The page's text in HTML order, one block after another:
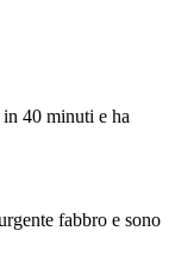
40 minuti e ha
fabbro e sono